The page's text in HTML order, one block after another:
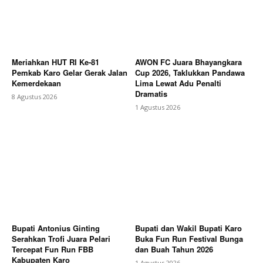
Meriahkan HUT RI Ke-81
Pemkab Karo Gelar Gerak Jalan
Kemerdekaan
8 Agustus 2026
AWON FC Juara Bhayangkara
Cup 2026, Taklukkan Pandawa
Lima Lewat Adu Penalti
Dramatis
1 Agustus 2026
Bupati Antonius Ginting
Serahkan Trofi Juara Pelari
Tercepat Fun Run FBB
Kabupaten Karo
Bupati dan Wakil Bupati Karo
Buka Fun Run Festival Bunga
dan Buah Tahun 2026